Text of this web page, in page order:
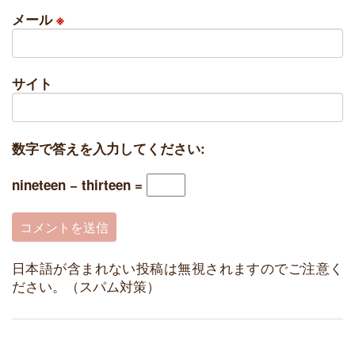
メール※
サイト
数字で答えを入力してください:
nineteen − thirteen =
日本語が含まれない投稿は無視されますのでご注意く
ださい。（スパム対策）